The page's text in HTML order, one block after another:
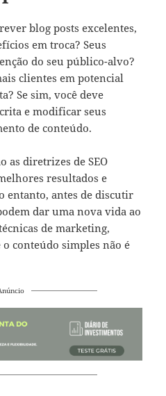
blog posts excelentes,
em troca? Seus
do seu público-alvo?
clientes em potencial
Se sim, você deve
e modificar seus
de conteúdo.
as diretrizes de SEO
resultados e
entanto, antes de discutir
dar uma nova vida ao
de marketing,
conteúdo simples não é